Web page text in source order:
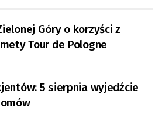
Góry o korzyści z
Tour de Pologne
5 sierpnia wyjedźcie